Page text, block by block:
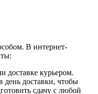
В интернет-
доставке курьером.
день доставки, чтобы
сдачу с любой